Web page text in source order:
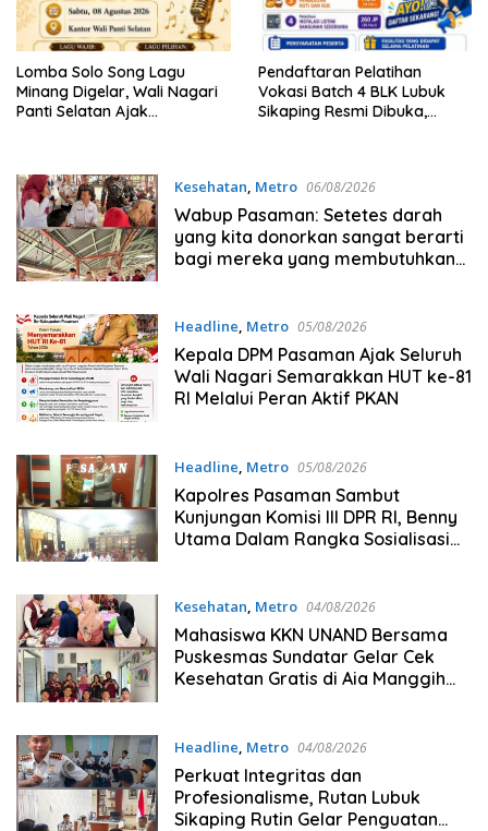
Lomba Solo Song Lagu
Minang Digelar, Wali Nagari
Panti Selatan Ajak
Pendaftaran Pelatihan
Vokasi Batch 4 BLK Lubuk
Sikaping Resmi Dibuka,
Kesehatan, Metro 06/08/2026
Wabup Pasaman: Setetes darah
yang kita donorkan sangat berarti
bagi mereka yang membutuhkan
Headline, Metro 05/08/2026
Kepala DPM Pasaman Ajak Seluruh
Wali Nagari Semarakkan HUT ke-81
RI Melalui Peran Aktif PKAN
Headline Metro 05/08/2026
Kapolres Pasaman Sambut
Kunjungan Komisi III DPR RI, Benny
Utama Dalam Rangka Sosialisasi
Kesehatan, Metro 04/08/2026
Mahasiswa KKN UNAND Bersama
Puskesmas Sundatar Gelar Cek
Kesehatan Gratis di Aia Manggih
Headline Metro 04/08/2026
Perkuat Integritas dan
Profesionalisme, Rutan Lubuk
Sikaping Rutin Gelar Penguatan